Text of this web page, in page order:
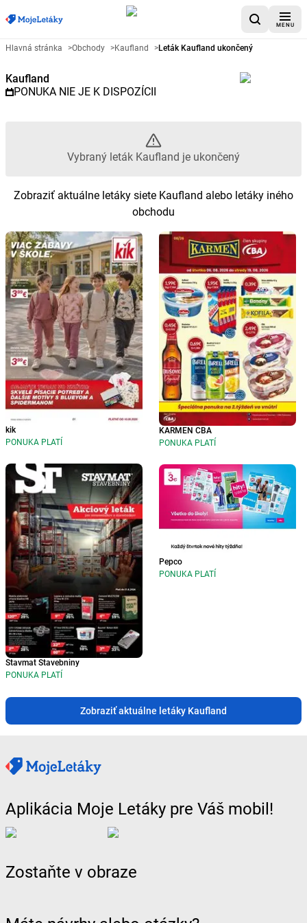
MENU
Reklamný leták Kaufland -
Hlavná stránka >Obchody >Kaufland >Leták Kaufland ukončený
Kaufland
PONUKA NIE JE K DISPOZÍCII
Vybraný leták Kaufland je ukončený
Zobraziť aktuálne letáky siete Kaufland alebo letáky iného
obchodu
kik
PONUKA PLATÍ
Stavmat Stavebniny
PONUKA PLATÍ
KARMEN CBA
PONUKA PLATÍ
Pepco
PONUKA PLATÍ
Zobraziť aktuálne letáky Kaufland
Aplikácia Moje Letáky pre Váš mobil!
Zostaňte v obraze